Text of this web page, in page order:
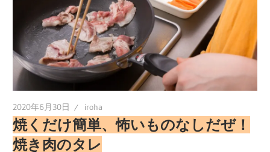
2020年6月30日 iroha
焼くだけ簡単、怖いものなしだぜ！
焼き肉のタレ